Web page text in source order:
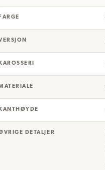
FARGE
KAROSSERI
KANTHØYDE
DETALJER